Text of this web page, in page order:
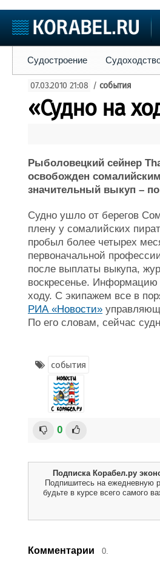
Судостроение
Пульс
Новости
Компании
Крюинг
Журнал
Реклама
Торговая
Доска
Продажа
Услуги
Судостроение
07.03.2010 21:08 / события
«Судно на
Рыболовецкий сейнер
освобожден
значительный выкуп –
Судно ушло от берегов
плену у сомалийских
пробыл более четырех
первоначальной
после выплаты выкупа,
воскресенье. Информацию
ходу. С экипажем все в
РИА «Новости»
По его словам, сейчас
события
0
Подписка Корабел.ру
Подпишитесь на ежедневную
будьте в курсе всего самого
Комментарии 0.